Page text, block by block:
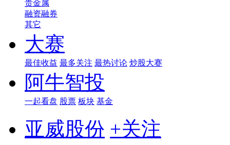
贵金属
融资融券
其它
大赛
最佳收益 最多关注 最热讨论 炒股大赛
阿牛智投
一起看盘 股票 板块 基金
亚威股份 +关注